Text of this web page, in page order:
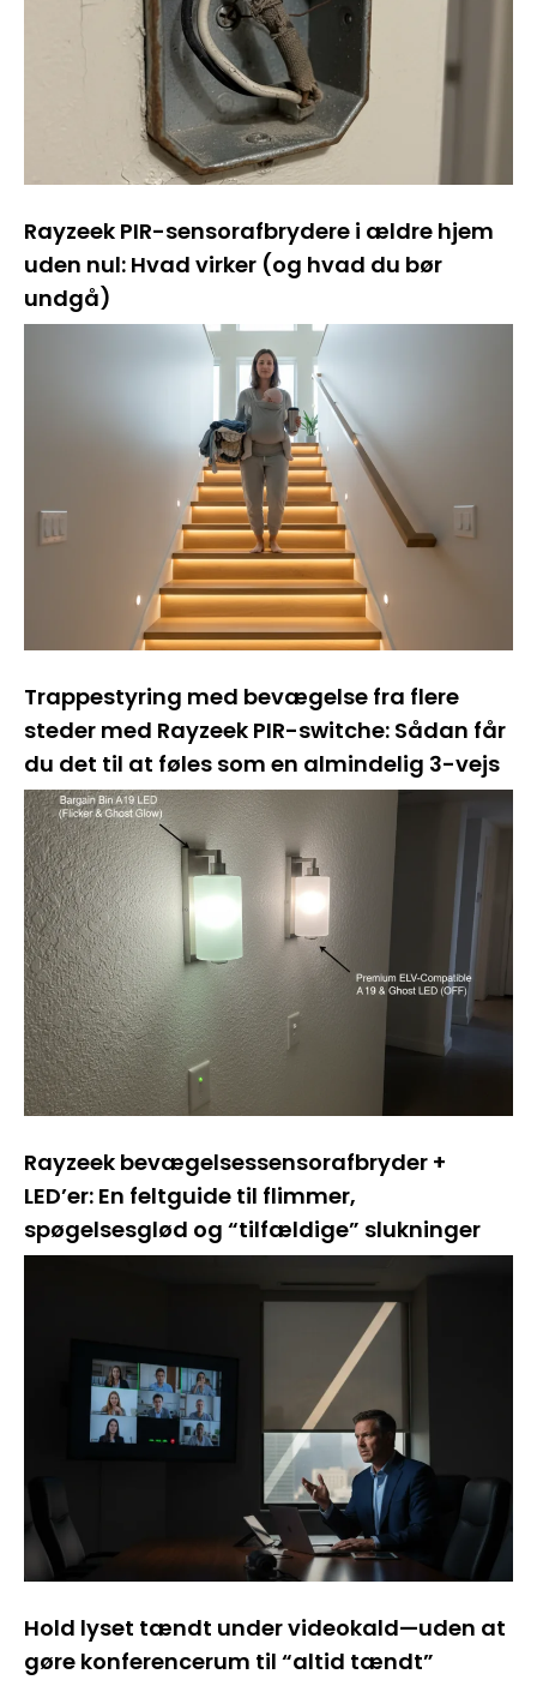
Rayzeek PIR-sensorafbrydere i ældre hjem
uden nul: Hvad virker (og hvad du bør
undgå)
Trappestyring med bevægelse fra flere
steder med Rayzeek PIR-switche: Sådan får
du det til at føles som en almindelig 3-vejs
Rayzeek bevægelsessensorafbryder +
LED’er: En feltguide til flimmer,
spøgelsesglød og “tilfældige” slukninger
Hold lyset tændt under videokald—uden at
gøre konferencerum til “altid tændt”